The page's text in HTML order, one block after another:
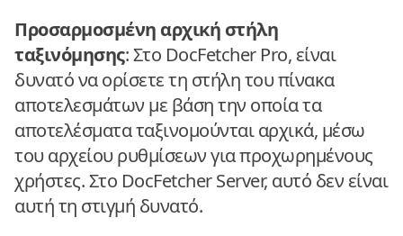
Προσαρμοσμένη αρχική στήλη
ταξινόμησης: Στο DocFetcher Pro, είναι
δυνατό να ορίσετε τη στήλη του πίνακα
αποτελεσμάτων με βάση την οποία τα
αποτελέσματα ταξινομούνται αρχικά, μέσω
του αρχείου ρυθμίσεων για προχωρημένους
χρήστες. Στο DocFetcher Server, αυτό δεν είναι
αυτή τη στιγμή δυνατό.